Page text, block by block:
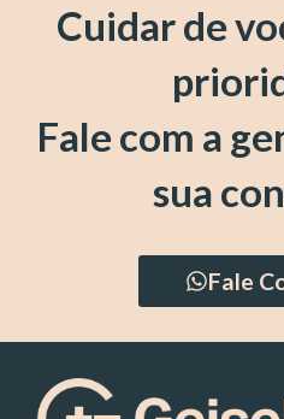
Cuidar de
Fale com a
sua
Fale